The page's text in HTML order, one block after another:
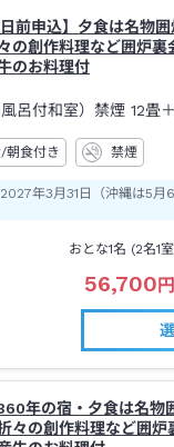
日前申込】夕食は名物
の創作料理など囲炉裏
のお料理付
呂付和室）禁煙 12畳
朝食付き 禁煙
年3月31日（沖縄は5月
おとな1名 (2名1
56,700円
年の宿・夕食は名物
々の創作料理など囲炉